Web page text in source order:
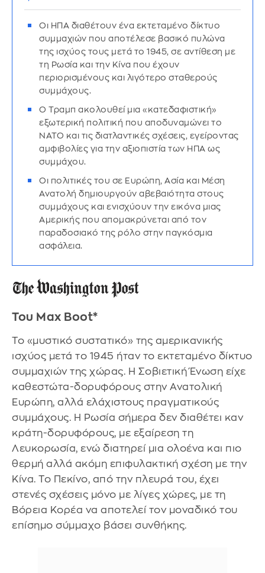
Οι ΗΠΑ διαθέτουν ένα εκτεταμένο δίκτυο
συμμαχιών που αποτέλεσε βασικό πυλώνα
της ισχύος τους μετά το 1945, σε αντίθεση με
τη Ρωσία και την Κίνα που έχουν
περιορισμένους και λιγότερο σταθερούς
συμμάχους.
Ο Τραμπ ακολουθεί μια «κατεδαφιστική»
εξωτερική πολιτική που αποδυναμώνει το
ΝΑΤΟ και τις διατλαντικές σχέσεις, εγείροντας
αμφιβολίες για την αξιοπιστία των ΗΠΑ ως
συμμάχου.
Οι πολιτικές του σε Ευρώπη, Ασία και Μέση
Ανατολή δημιουργούν αβεβαιότητα στους
συμμάχους και ενισχύουν την εικόνα μιας
Αμερικής που απομακρύνεται από τον
παραδοσιακό της ρόλο στην παγκόσμια
ασφάλεια.
Του Max Boot*
Το «μυστικό συστατικό» της αμερικανικής
ισχύος μετά το 1945 ήταν το εκτεταμένο δίκτυο
συμμαχιών της χώρας. Η Σοβιετική Ένωση είχε
καθεστώτα-δορυφόρους στην Ανατολική
Ευρώπη, αλλά ελάχιστους πραγματικούς
συμμάχους. Η Ρωσία σήμερα δεν διαθέτει καν
κράτη-δορυφόρους, με εξαίρεση τη
Λευκορωσία, ενώ διατηρεί μια ολοένα και πιο
θερμή αλλά ακόμη επιφυλακτική σχέση με την
Κίνα. Το Πεκίνο, από την πλευρά του, έχει
στενές σχέσεις μόνο με λίγες χώρες, με τη
Βόρεια Κορέα να αποτελεί τον μοναδικό του
επίσημο σύμμαχο βάσει συνθήκης.